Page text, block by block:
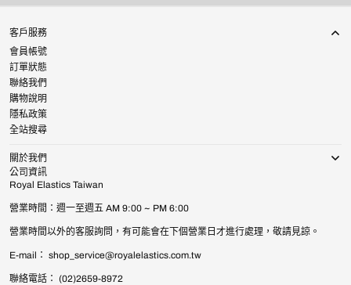
扣
客戶服務
會員帳號
訂單狀態
聯絡我們
購物說明
隱私政策
全站搜尋
關於我們
公司資訊
Royal Elastics Taiwan
營業時間：週一至週五 AM 9:00 ~ PM 6:00
營業時間以外的客服詢問，有可能會在下個營業日才進行處理，敬請見諒。
E-mail： shop_service@royalelastics.com.tw
聯絡電話： (02)2659-8972